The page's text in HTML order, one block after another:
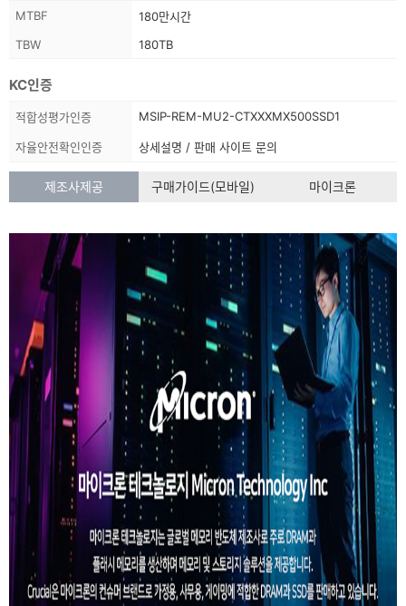
스
정
보
MTBF
180만시간
TBW
180TB
KC인증
상
정
보
목
:
에
대
해
세
수
있
적합성평가인증 MSIP-REM-MU2-CTXXXMX500SSD1
자율안전확인인증 상세설명 / 판매 사이트 문의
제조사제공 구매가이드(모바일) 마이크론